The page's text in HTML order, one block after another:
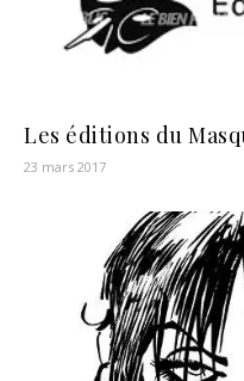
Les éditions du
23 mars 2017